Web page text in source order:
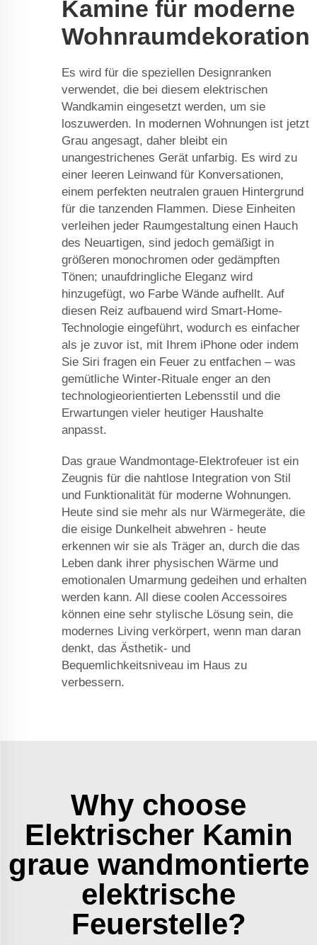
Kamine für moderne
Wohnraumdekoration
Es wird für die speziellen Designranken
verwendet, die bei diesem elektrischen
Wandkamin eingesetzt werden, um sie
loszuwerden. In modernen Wohnungen ist jetzt
Grau angesagt, daher bleibt ein
unangestrichenes Gerät unfarbig. Es wird zu
einer leeren Leinwand für Konversationen,
einem perfekten neutralen grauen Hintergrund
für die tanzenden Flammen. Diese Einheiten
verleihen jeder Raumgestaltung einen Hauch
des Neuartigen, sind jedoch gemäßigt in
größeren monochromen oder gedämpften
Tönen; unaufdringliche Eleganz wird
hinzugefügt, wo Farbe Wände aufhellt. Auf
diesen Reiz aufbauend wird Smart-Home-
Technologie eingeführt, wodurch es einfacher
als je zuvor ist, mit Ihrem iPhone oder indem
Sie Siri fragen ein Feuer zu entfachen – was
gemütliche Winter-Rituale enger an den
technologieorientierten Lebensstil und die
Erwartungen vieler heutiger Haushalte
anpasst.
Das graue Wandmontage-Elektrofeuer ist ein
Zeugnis für die nahtlose Integration von Stil
und Funktionalität für moderne Wohnungen.
Heute sind sie mehr als nur Wärmegeräte, die
die eisige Dunkelheit abwehren - heute
erkennen wir sie als Träger an, durch die das
Leben dank ihrer physischen Wärme und
emotionalen Umarmung gedeihen und erhalten
werden kann. All diese coolen Accessoires
können eine sehr stylische Lösung sein, die
modernes Living verkörpert, wenn man daran
denkt, das Ästhetik- und
Bequemlichkeitsniveau im Haus zu
verbessern.
Why choose
Elektrischer Kamin
graue wandmontierte
elektrische
Feuerstelle?